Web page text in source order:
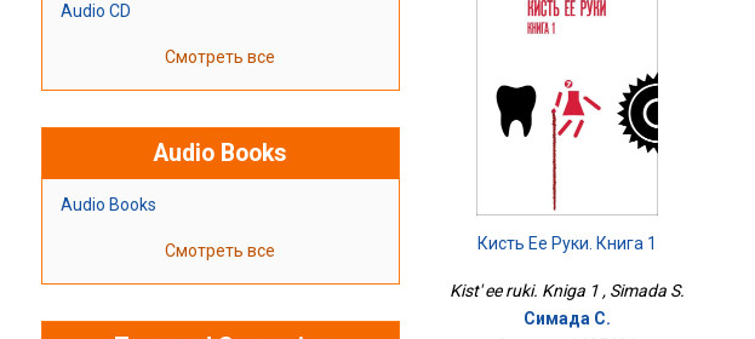
Audio CD
Смотреть все
Audio Books
Audio Books
Смотреть все Кисть Ее Руки. Книга 1
Kist' ee ruki. Kniga 1 , Simada S.
Симада С.